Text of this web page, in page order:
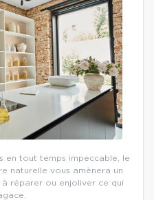
en tout temps impeccable, le
naturelle vous amènera un
réparer ou enjoliver ce qui